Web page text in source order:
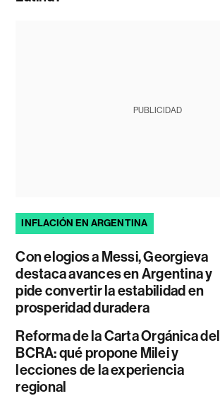
PUBLICIDAD
INFLACIÓN EN ARGENTINA
Con elogios a Messi, Georgieva
destaca avances en Argentina y
pide convertir la estabilidad en
prosperidad duradera
Reforma de la Carta Orgánica del
BCRA: qué propone Milei y
lecciones de la experiencia
regional